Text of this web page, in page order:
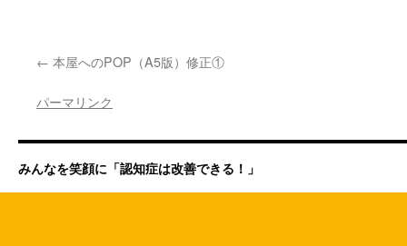
本屋へのPOP（A5版）修正①
パーマリンク
みんなを笑顔に「認知症は改善できる！」